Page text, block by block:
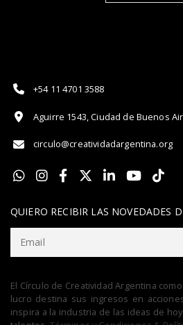
+54 11 4701 3588
Aguirre 1543, Ciudad de Buenos
circulo@creatividadargentina.org
QUIERO RECIBIR LAS NOVEDADES
El Círculo de Creatividad Argentina
lucro destina sus ingresos en
inspira a la industria de las ideas de